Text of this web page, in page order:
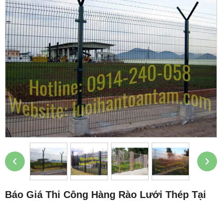
‹ ›
Báo Giá Thi Công Hàng Rào Lưới Thép Tại